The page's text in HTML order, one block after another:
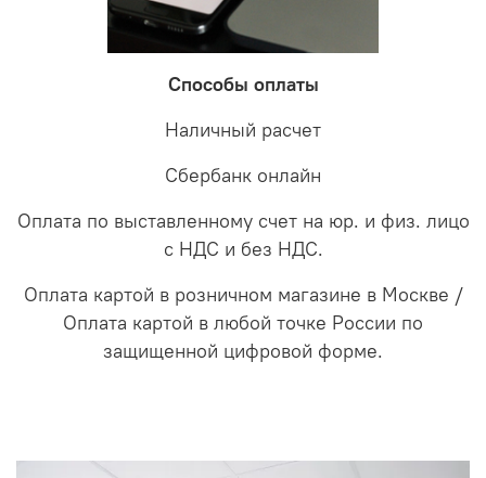
Способы оплаты
Наличный расчет
Сбербанк онлайн
Оплата по выставленному счет на юр. и физ. лицо
с НДС и без НДС.
Оплата картой в розничном магазине в Москве /
Оплата картой в любой точке России по
защищенной цифровой форме.